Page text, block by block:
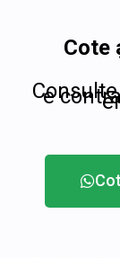
Cote
e